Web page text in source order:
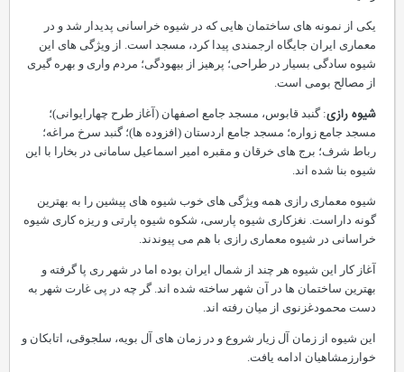
یکی از نمونه های ساختمان هایی که در شیوه خراسانی پدیدار شد و در
معماری ایران جایگاه ارجمندی پیدا کرد، مسجد است. از ویژگی های این
شیوه سادگی بسیار در طراحی؛ پرهیز از بیهودگی؛ مردم واری و بهره گیری
از مصالح بومی است.
شیوه رازی: گنبد قابوس، مسجد جامع اصفهان (آغاز طرح چهارایوانی)؛
مسجد جامع زواره؛ مسجد جامع اردستان (افزوده ها)؛ گنبد سرخ مراغه؛
رباط شرف؛ برج های خرقان و مقبره امیر اسماعیل سامانی در بخارا با این
شیوه بنا شده اند.
شیوه معماری رازی همه ویژگی های خوب شیوه های پیشین را به بهترین
گونه داراست. نغزکاری شیوه پارسی، شکوه شیوه پارتی و ریزه کاری شیوه
خراسانی در شیوه معماری رازی با هم می پیوندند.
آغاز کار این شیوه هر چند از شمال ایران بوده اما در شهر ری پا گرفته و
بهترین ساختمان ها در آن شهر ساخته شده اند. گر چه در پی غارت شهر به
دست محمودغزنوی از میان رفته اند.
این شیوه از زمان آل زیار شروع و در زمان های آل بویه، سلجوقی، اتابکان و
خوارزمشاهیان ادامه یافت.